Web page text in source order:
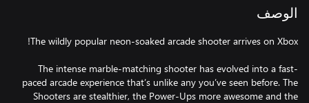
الوصف
The intense marble-matching shooter has evolved into a fast-
paced arcade experience that’s unlike any you’ve seen before. The
Shooters are stealthier, the Power-Ups more awesome and the